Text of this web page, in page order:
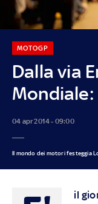
Dalla via
MOTOGP
04 apr 2014 - 09:00
Il mondo dei motori festeggia
il